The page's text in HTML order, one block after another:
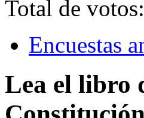
Total de votos:
Encuestas
Lea el libro